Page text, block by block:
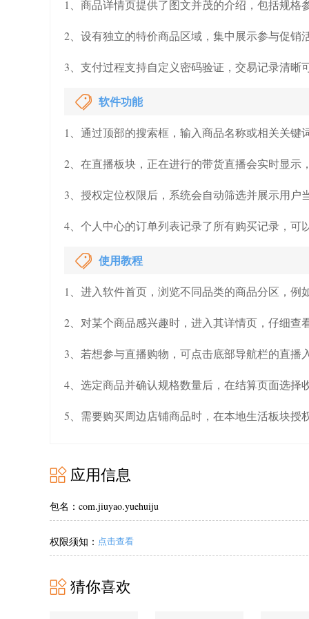
1、商品详情页提供了图文并茂的介绍，包括规
2、设有独立的特价商品区域，集中展示参与促
3、支付过程支持自定义密码验证，交易记录清
软件功能
1、通过顶部的搜索框，输入商品名称或相关关
2、在直播板块，正在进行的带货直播会实时显
3、授权定位权限后，系统会自动筛选并展示用
4、个人中心的订单列表记录了所有购买记录，
使用教程
1、进入软件首页，浏览不同品类的商品分区，
2、对某个商品感兴趣时，进入其详情页，仔细
3、若想参与直播购物，可点击底部导航栏的直
4、选定商品并确认规格数量后，在结算页面选
5、需要购买周边店铺商品时，在本地生活板块
应用信息
包名：com.jiuyao.yuehuiju
权限须知： 点击查看
猜你喜欢